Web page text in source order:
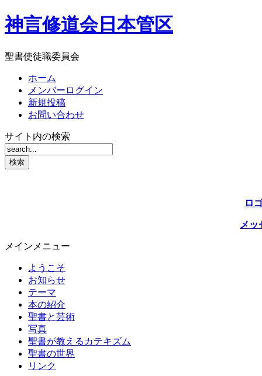
神言修道会日本管区
聖書使徒職委員会
ホーム
メンバーログイン
新規投稿
お問い合わせ
サイト内の検索
ロ
メッ
メインメニュー
ようこそ
お知らせ
テーマ
本の紹介
聖書と芸術
写真
聖書が教えるカテキズム
聖書の世界
リンク